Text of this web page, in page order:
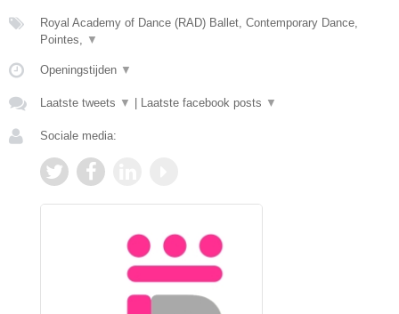
Royal Academy of Dance (RAD) Ballet, Contemporary Dance,
Pointes, ▼
Openingstijden ▼
Laatste tweets ▼ Laatste facebook posts ▼
Sociale media: